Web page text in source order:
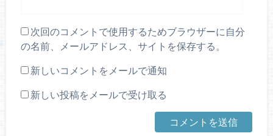
次回のコメントで使用するためブラウザーに自分
の名前、メールアドレス、サイトを保存する。
新しいコメントをメールで通知
新しい投稿をメールで受け取る